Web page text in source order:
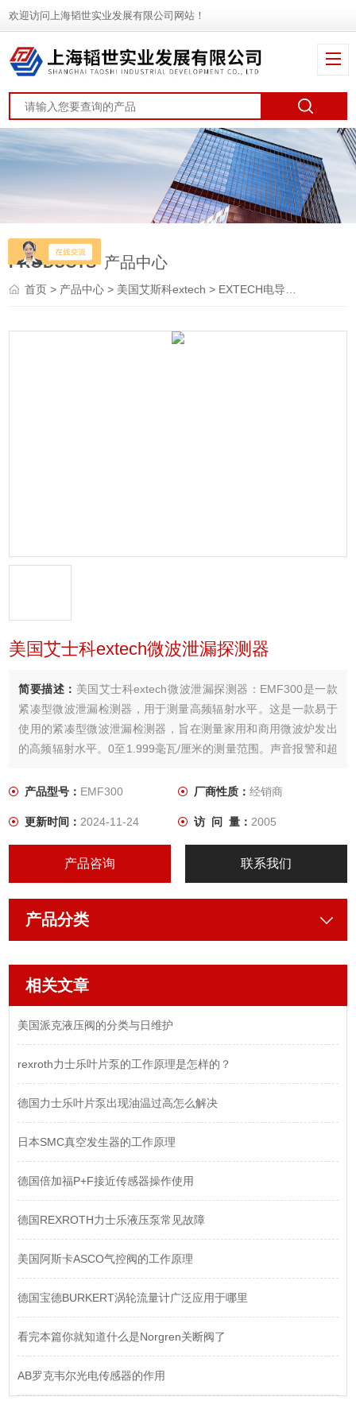
欢迎访问上海韬世实业发展有限公司网站！
PRODUCTS 产品中心
首页> 产品中心 > 美国艾斯科extech > EXTECH电导率仪
美国艾士科extech微波泄漏探测器
简要描述： 美国艾士科extech微波泄漏探测器：EMF300是一款
紧凑型微波泄漏检测器，用于测量高频辐射水平。这是一款易于
使用的紧凑型微波泄漏检测器，旨在测量家用和商用微波炉发出
的高频辐射水平。0至1.999毫瓦/厘米的测量范围。声音报警和超
产品型号： EMF300 厂商性质： 经销商
更新时间：2024-11-24 访 问 量： 2005
产品咨询 联系我们
产品分类
相关文章
美国派克液压阀的分类与日维护
rexroth力士乐叶片泵的工作原理是怎样的？
德国力士乐叶片泵出现油温过高怎么解决
日本SMC真空发生器的工作原理
德国倍加福P+F接近传感器操作使用
德国REXROTH力士乐液压泵常见故障
美国阿斯卡ASCO气控阀的工作原理
德国宝德BURKERT涡轮流量计广泛应用于哪里
看完本篇你就知道什么是Norgren关断阀了
AB罗克韦尔光电传感器的作用